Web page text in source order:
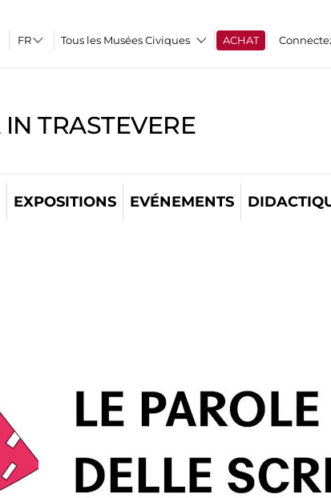
Tous les Musées Civiques ACHAT
TRASTEVERE
EXPOSITIONS EVÉNEMENTS